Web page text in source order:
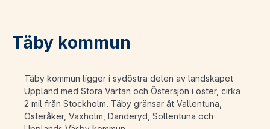
För lärare
Täby kommun
Täby kommun ligger i sydöstra delen av landskapet
Uppland med Stora Värtan och Östersjön i öster, cirka
2 mil från Stockholm. Täby gränsar åt Vallentuna,
Österåker, Vaxholm, Danderyd, Sollentuna och